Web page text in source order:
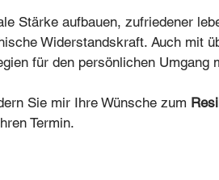
Stärke aufbauen, zufriedener
Widerstandskraft. Auch mit
für den persönlichen Umgang
Sie mir Ihre Wünsche zum
Termin.